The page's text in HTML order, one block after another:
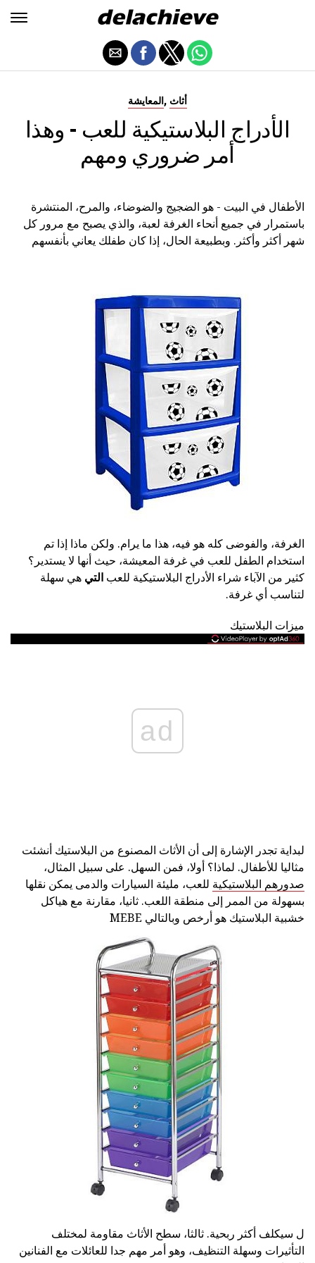
المعايشة , أثاث
الأدراج البلاستيكية للعب - وهذا
أمر ضروري ومهم
الأطفال في البيت - هو الضجيج والضوضاء، والمرح، المنتشرة
باستمرار في جميع أنحاء الغرفة لعبة، والذي يصبح مع مرور كل
شهر أكثر وأكثر. وبطبيعة الحال، إذا كان طفلك يعاني بأنفسهم
الغرفة، والفوضى كله هو فيه، هذا ما يرام. ولكن ماذا إذا تم
استخدام الطفل للعب في غرفة المعيشة، حيث أنها لا يستدير؟
كثير من الآباء شراء الأدراج البلاستيكية للعب التي هي سهلة
لتناسب أي غرفة.
ميزات البلاستيك
ad
لبداية تجدر الإشارة إلى أن الأثاث المصنوع من البلاستيك أنشئت
مثاليا للأطفال. لماذا؟ أولا، فمن السهل. على سبيل المثال،
صدورهم البلاستيكية للعب، مليئة السيارات والدمى يمكن نقلها
بسهولة من الممر إلى منطقة اللعب. ثانيا، مقارنة مع هياكل
خشبية البلاستيك هو أرخص وبالتالي MEBE
ل سيكلف أكثر ربحية. ثالثا، سطح الأثاث مقاومة لمختلف
التأثيرات وسهلة التنظيف، وهو أمر مهم جدا للعائلات مع الفنانين